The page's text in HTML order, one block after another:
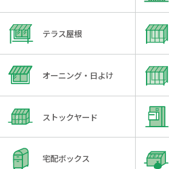
テラス屋根
オーニング・日よけ
ストックヤード
宅配ボックス